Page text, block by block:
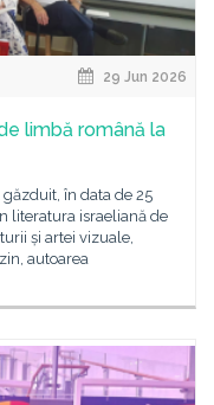
29 Jun 2026
limbă română la
în data de 25
literatura israeliană de
și artei vizuale,
autoarea